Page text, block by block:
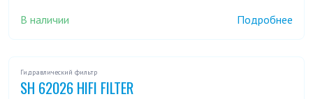
В наличии Подробнее
Гидравлический фильтр
SH 62026 HIFI FILTER